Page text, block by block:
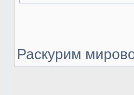
Раскурим